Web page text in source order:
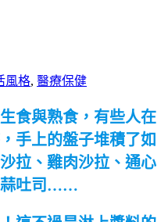
風格, 醫療保健
食與熟食，有些人在
手上的盤子堆積了如
拉、雞肉沙拉、通心
蒜吐司……